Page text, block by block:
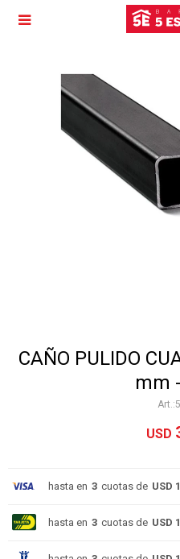

CAÑO PULIDO
mm
USD
hasta en 3 cuotas de USD
hasta en 3 cuotas de USD